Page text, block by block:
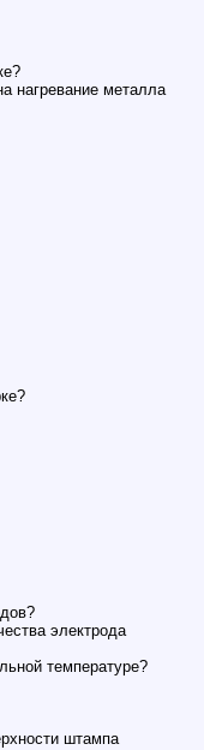
нагревание металла
электрода
температуре?
штампа